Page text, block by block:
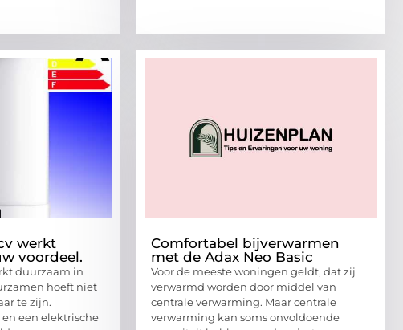
werkt
voordeel.
duurzaam in
hoeft niet
te zijn.
een elektrische
Comfortabel bijverwarmen
met de Adax Neo Basic
Voor de meeste woningen geldt, dat zij
verwarmd worden door middel van
centrale verwarming. Maar centrale
verwarming kan soms onvoldoende